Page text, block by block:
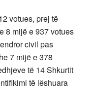
votues, prej të
8 mijë e 937 votues
civil pas
7 mijë e 378
të 14 Shkurtit
të lëshuara